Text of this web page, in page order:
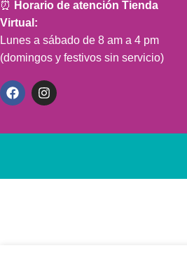
⏰ Horario de atención Tienda
Virtual:
Lunes a sábado de 8 am a 4 pm
(domingos y festivos sin servicio)